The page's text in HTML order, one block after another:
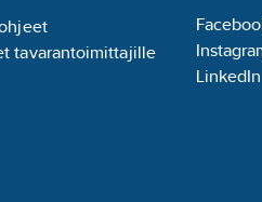
tavarantoimittajille
LinkedIn